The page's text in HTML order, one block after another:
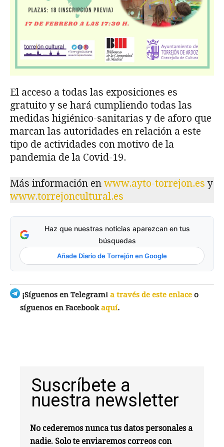
El acceso a todas las exposiciones es
gratuito y se hará cumpliendo todas las
medidas higiénico-sanitarias y de aforo que
marcan las autoridades en relación a este
tipo de actividades con motivo de la
pandemia de la Covid-19.
Más información en www.ayto-torrejon.es y
www.torrejoncultural.es
Haz que nuestras noticias aparezcan en tus
búsquedas
Añade Diario de Torrejón en Google
¡Síguenos en Telegram! a través de este enlace o
síguenos en Facebookaquí.
Suscríbete a
nuestra newsletter
No cederemos nunca tus datos personales a
nadie. Solo te enviaremos correos con